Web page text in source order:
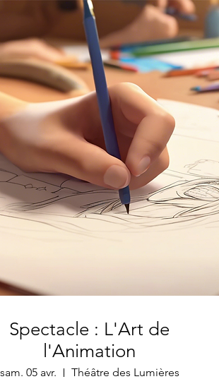
Spectacle : L'Art de
l'Animation
sam. 05 avr.
Théâtre des Lumières